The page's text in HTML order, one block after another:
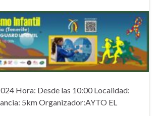
Hora: Desde las 10:00 Localidad:
5km Organizador:AYTO EL